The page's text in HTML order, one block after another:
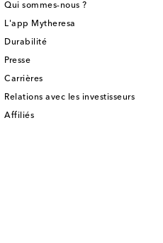
Qui sommes-nous ?
L'app Mytheresa
Durabilité
Presse
Carrières
Relations avec les investisseurs
Affiliés